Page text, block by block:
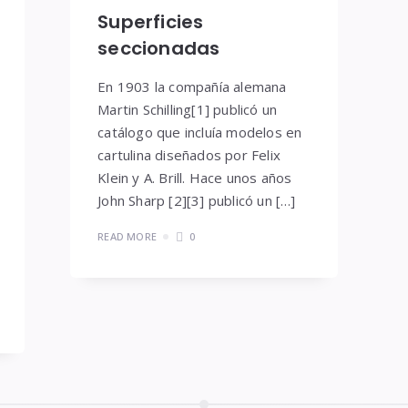
Superficies
seccionadas
En 1903 la compañía alemana
Martin Schilling[1] publicó un
catálogo que incluía modelos en
cartulina diseñados por Felix
Klein y A. Brill. Hace unos años
John Sharp [2][3] publicó un […]
READ MORE 0